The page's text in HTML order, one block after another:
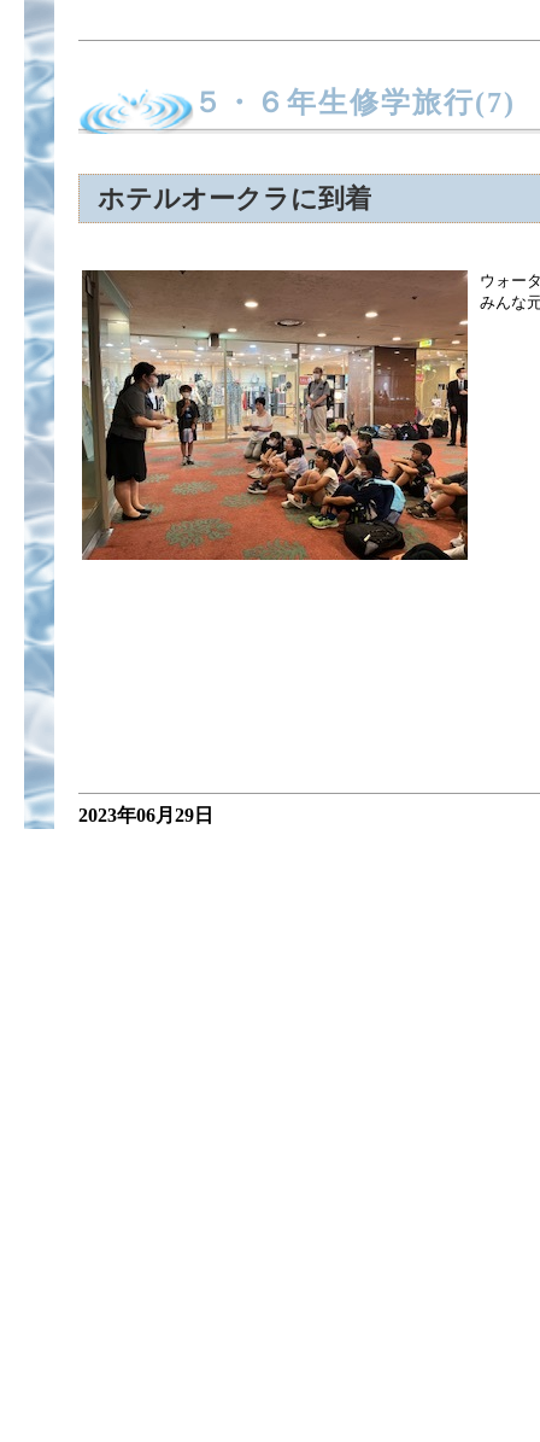
５・６年生修学旅行(7)
ホテルオークラに到着
ウォー
みんな
2023年06月29日